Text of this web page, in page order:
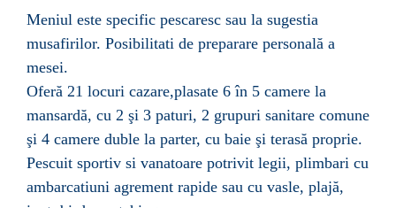
Meniul este specific pescaresc sau la sugestia
musafirilor. Posibilitati de preparare personală a
mesei.
Oferă 21 locuri cazare,plasate 6 în 5 camere la
mansardă, cu 2 şi 3 paturi, 2 grupuri sanitare comune
şi 4 camere duble la parter, cu baie şi terasă proprie.
Pescuit sportiv si vanatoare potrivit legii, plimbari cu
ambarcatiuni agrement rapide sau cu vasle, plajă,